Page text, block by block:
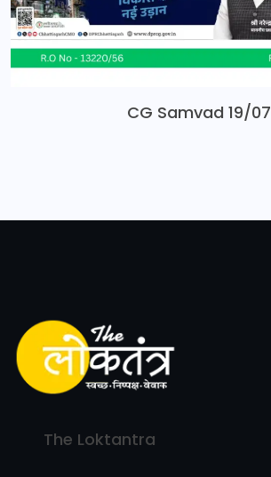
CG Samvad 19/07
The Loktantra